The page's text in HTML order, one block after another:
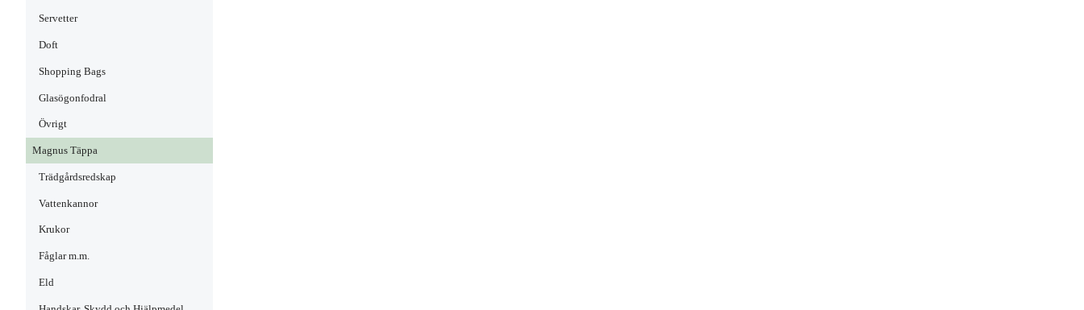
Servetter
Doft
Shopping Bags
Glasögonfodral
Övrigt
Magnus Täppa
Trädgårdsredskap
Vattenkannor
Krukor
Fåglar m.m.
Eld